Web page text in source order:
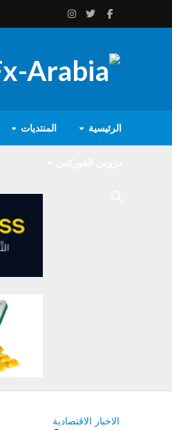
الرئيسية المنتديات
الاخبار الاقتصادية